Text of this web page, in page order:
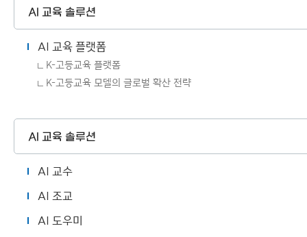
AI 교육 솔루션
AI 교육 플랫폼
K-고등교육 플랫폼
K-고등교육 모델의 글로벌 확산 전략
AI 교육 솔루션
AI 교수
AI 조교
AI 도우미